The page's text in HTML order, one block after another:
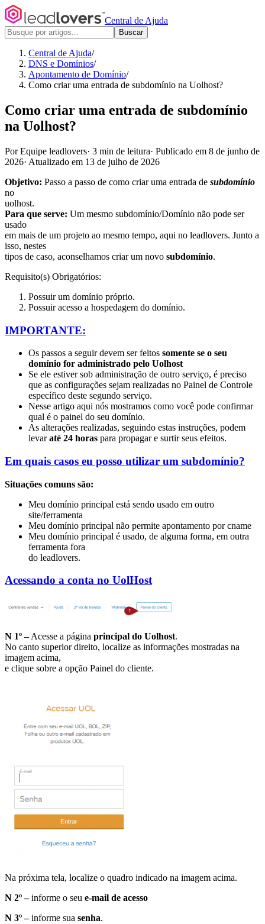
Central de Ajuda
Buscar
Central de Ajuda/
DNS e Domínios/
Apontamento de Domínio/
Como criar uma entrada de subdomínio na Uolhost?
Como criar uma entrada de subdomínio
na Uolhost?
Por Equipe leadlovers· 3 min de leitura· Publicado em 8 de junho de
2026· Atualizado em 13 de julho de 2026
Objetivo: Passo a passo de como criar uma entrada de subdomínio
no
uolhost.
Para que serve: Um mesmo subdomínio/Domínio não pode ser
usado
em mais de um projeto ao mesmo tempo, aqui no leadlovers. Junto a
isso, nestes
tipos de caso, aconselhamos criar um novo subdomínio.
Requisito(s) Obrigatórios:
Possuir um domínio próprio.
Possuir acesso a hospedagem do domínio.
IMPORTANTE:
Os passos a seguir devem ser feitos somente se o seu
domínio for administrado pelo Uolhost
Se ele estiver sob administração de outro serviço, é preciso
que as configurações sejam realizadas no Painel de Controle
específico deste segundo serviço.
Nesse artigo aqui nós mostramos como você pode confirmar
qual é o painel do seu domínio.
As alterações realizadas, seguindo estas instruções, podem
levaraté 24 horas para propagar e surtir seus efeitos.
Em quais casos eu posso utilizar um subdomínio?
Situações comuns são:
Meu domínio principal está sendo usado em outro
site/ferramenta
Meu domínio principal não permite apontamento por cname
Meu domínio principal é usado, de alguma forma, em outra
ferramenta fora
do leadlovers.
Acessando a conta no UolHost
N 1º –Acesse a página principal do Uolhost.
No canto superior direito, localize as informações mostradas na
imagem acima,
e clique sobre a opção Painel do cliente.
Na próxima tela, localize o quadro indicado na imagem acima.
N 2º –informe o seu e-mail de acesso
N 3º –informe sua senha.